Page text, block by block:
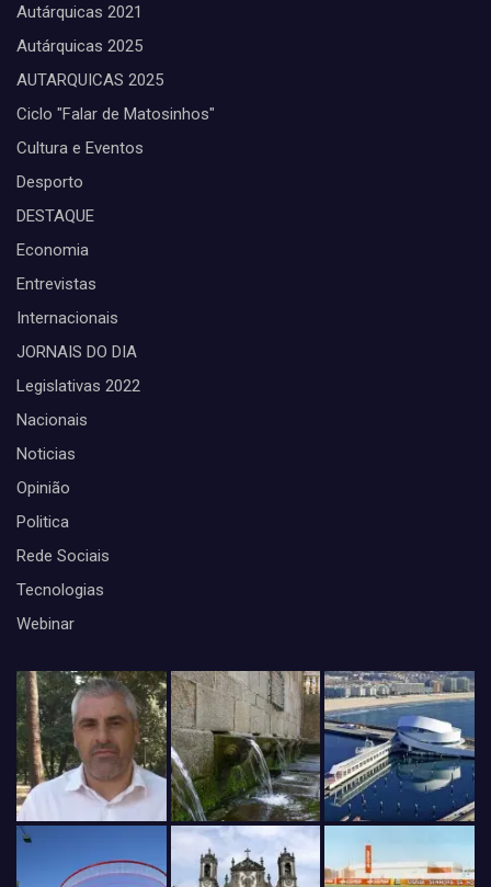
Autárquicas 2021
Autárquicas 2025
AUTARQUICAS 2025
Ciclo "Falar de Matosinhos"
Cultura e Eventos
Desporto
DESTAQUE
Economia
Entrevistas
Internacionais
JORNAIS DO DIA
Legislativas 2022
Nacionais
Noticias
Opinião
Politica
Rede Sociais
Tecnologias
Webinar